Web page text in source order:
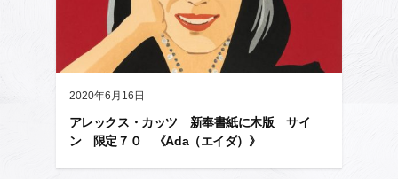
2020年6月16日
アレックス・カッツ 新奉書紙に木版 サイ
ン 限定７０ 《Ada（エイダ）》